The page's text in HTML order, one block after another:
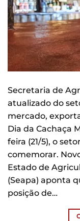
Secretaria de
atualizado do
mercado,
Dia da Cachaça
feira (21/5), o
comemorar.
Estado de
(Seapa) aponta
posição de…